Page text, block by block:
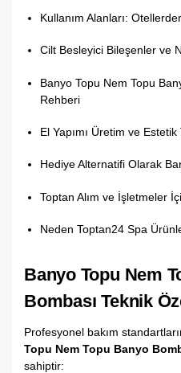
Kullanım Alanları:
Cilt Besleyici Bileşenler ve
Banyo Topu Nem Topu
Rehberi
El Yapımı Üretim ve Estetik
Hediye Alternatifi Olarak
Toptan Alım ve İşletmeler
Neden Toptan24 Spa
Banyo Topu Nem
Bombası Teknik
Profesyonel bakım
Topu Nem Topu Banyo
sahiptir: